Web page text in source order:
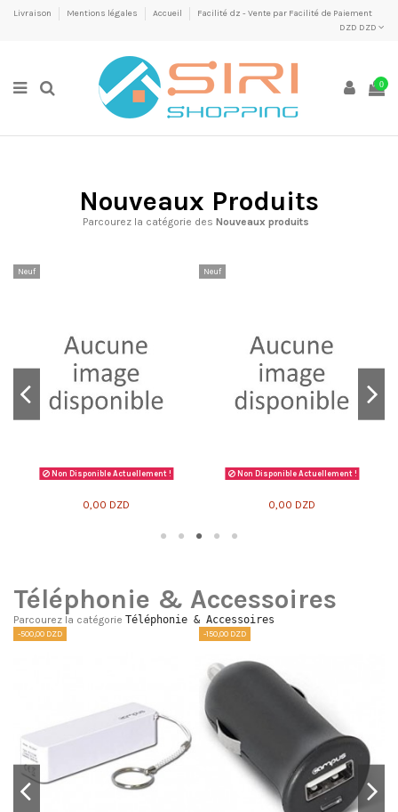
Livraison Mentions légales Accueil
Facilité dz - Vente par Facilité de Paiement
DZD DZD
0
Nouveaux Produits
Parcourez la catégorie des Nouveaux produits
Neuf
Non Disponible Actuellement !
0,00 DZD
Neuf
Non Disponible Actuellement !
0,00 DZD
Téléphonie & Accessoires
Parcourez la catégorie Téléphonie & Accessoires
-500,00 DZD -150,00 DZD